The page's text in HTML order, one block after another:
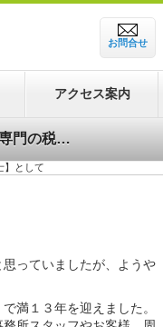
お問合せ
アクセス案内
これからも【山口県東部専門の税理士】として
】として
っていましたが、ようや
満１３年を迎えました。